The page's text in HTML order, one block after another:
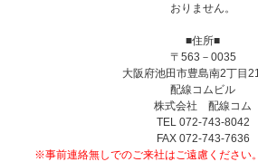
おりません。
■住所■
〒563－0035
大阪府池田市豊島南2丁目
配線コムビル
株式会社 配線コム
TEL 072-743-8042
FAX 072-743-7636
※事前連絡無しでのご来社はご遠慮ください